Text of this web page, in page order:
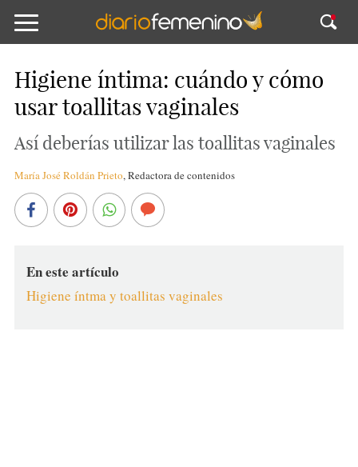
Higiene íntima: cuándo y cómo
usar toallitas vaginales
Así deberías utilizar las toallitas vaginales
María José Roldán Prieto,Redactora de contenidos
En este artículo
Higiene íntma y toallitas vaginales